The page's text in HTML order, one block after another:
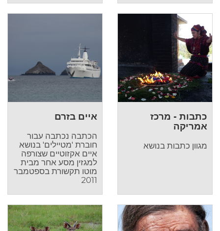
כתבות - מרכז
אמריקה
מגוון כתבות בנושא
איים בזרם
הכתבה נכתבה עבור
חוברת 'מטיילים' בנושא
איים אקזוטיים שצורפה
למגזין מסע אחר מבית
מוטו תקשורת בספטמבר
2011